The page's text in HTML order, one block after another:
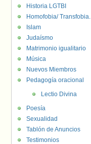
Historia LGTBI
Homofobia/ Transfobia.
Islam
Judaísmo
Matrimonio igualitario
Música
Nuevos Miembros
Pedagogía oracional
Lectio Divina
Poesía
Sexualidad
Tablón de Anuncios
Testimonios